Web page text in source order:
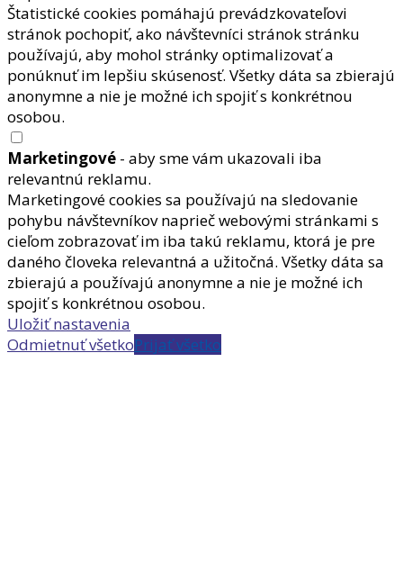
Štatistické cookies pomáhajú prevádzkovateľovi
stránok pochopiť, ako návštevníci stránok stránku
používajú, aby mohol stránky optimalizovať a
ponúknuť im lepšiu skúsenosť. Všetky dáta sa zbierajú
anonymne a nie je možné ich spojiť s konkrétnou
osobou.
Marketingové - aby sme vám ukazovali iba
relevantnú reklamu.
Marketingové cookies sa používajú na sledovanie
pohybu návštevníkov naprieč webovými stránkami s
cieľom zobrazovať im iba takú reklamu, ktorá je pre
daného človeka relevantná a užitočná. Všetky dáta sa
zbierajú a používajú anonymne a nie je možné ich
spojiť s konkrétnou osobou.
Uložiť nastavenia
Odmietnuť všetkoPrijať všetko